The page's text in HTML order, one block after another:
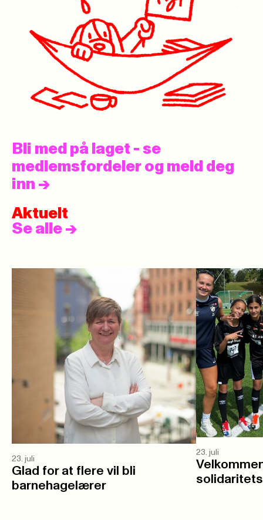
Bli med på laget - se
medlemsfordeler og meld deg
inn ->
Aktuelt
Se alle ->
23. juli
Glad for at flere vil bli
barnehagelærer
23. juli